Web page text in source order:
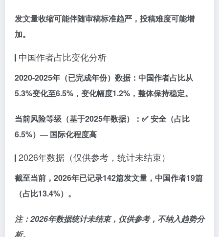
发文量收缩可能伴随审稿标准趋严 ，投稿难度可能增
加。
中国作者占比变化分析
2020-2025年 （已完成年份）数据：中国作者占比从
5.3%变化至6.5% ，变化幅度1.2% ，整体保持稳定。
当前风险等级 （基于2025年数据）：✅安全 （占比
6.5%）— 国际化程度高
2026年数据（仅供参考，统计未结束）
截至当前，2026年已记录142篇发文量，中国作者19篇
（占比13.4%）。
注：2026年数据统计未结束，仅供参考，不纳入趋势分
析。